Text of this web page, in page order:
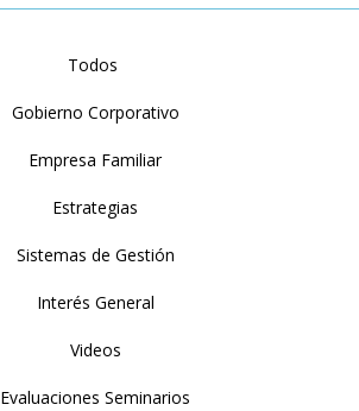
Todos
Gobierno Corporativo
Empresa Familiar
Estrategias
Sistemas de Gestión
Interés General
Videos
Evaluaciones Seminarios